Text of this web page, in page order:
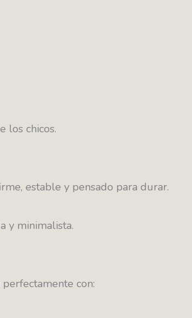
los chicos.
estable y pensado para durar.
y minimalista.
con: